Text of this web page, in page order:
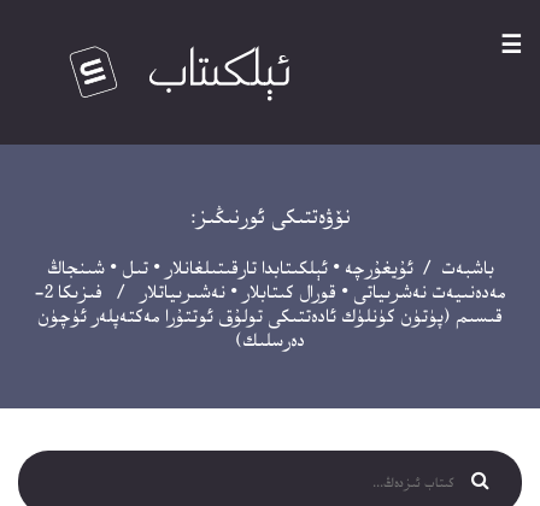
☰
نۆۋەتتىكى ئورنىڭىز:
باشبەت /ئۇيغۇرچە •ئېلكىتابدا تارقىتىلغانلار •تىل •شىنجاڭ
مەدەنىيەت نەشرىياتى • قورال كىتابلار • نەشىرىياتلار
/ فىزىكا 2-
قىسىم (پۈتۈن كۈنلۈك ئادەتتىكى تولۇق ئوتتۇرا مەكتەپلەر ئۈچۈن
دەرسلىك)